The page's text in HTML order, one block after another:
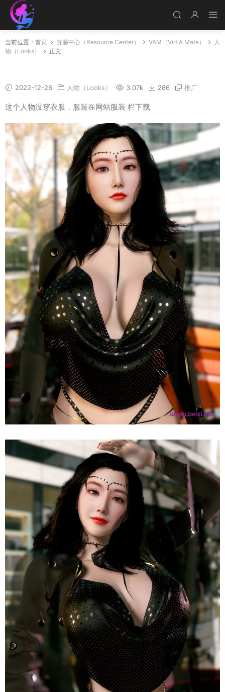
当前位置： 首页 资源中心（Resource Center） VAM（Virt A Mate）
人
物（Looks）
正文
2022-12-26 人物（Looks） 3.07k 286 推广
这个人物没穿衣服，服装在网站服装 栏下载